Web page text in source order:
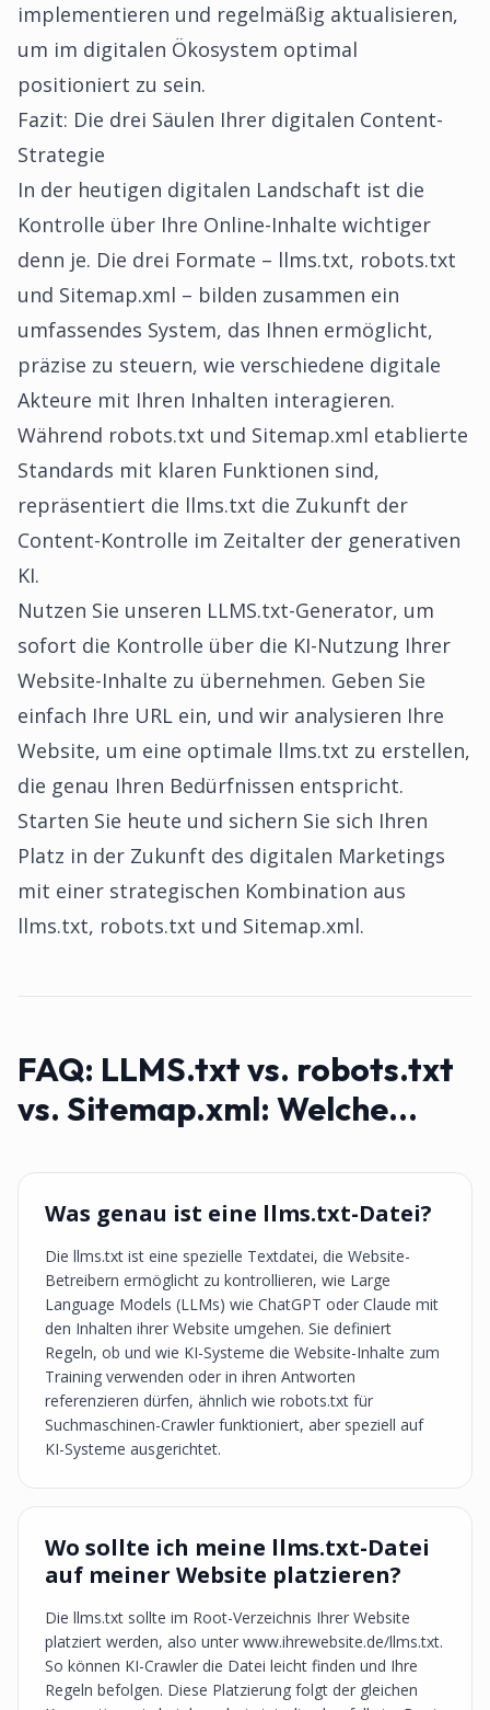
implementieren und regelmäßig aktualisieren,
um im digitalen Ökosystem optimal
positioniert zu sein.
Fazit: Die drei Säulen Ihrer digitalen Content-
Strategie
In der heutigen digitalen Landschaft ist die
Kontrolle über Ihre Online-Inhalte wichtiger
denn je. Die drei Formate – llms.txt, robots.txt
und Sitemap.xml – bilden zusammen ein
umfassendes System, das Ihnen ermöglicht,
präzise zu steuern, wie verschiedene digitale
Akteure mit Ihren Inhalten interagieren.
Während robots.txt und Sitemap.xml etablierte
Standards mit klaren Funktionen sind,
repräsentiert die llms.txt die Zukunft der
Content-Kontrolle im Zeitalter der generativen
KI.
Nutzen Sie unseren LLMS.txt-Generator, um
sofort die Kontrolle über die KI-Nutzung Ihrer
Website-Inhalte zu übernehmen. Geben Sie
einfach Ihre URL ein, und wir analysieren Ihre
Website, um eine optimale llms.txt zu erstellen,
die genau Ihren Bedürfnissen entspricht.
Starten Sie heute und sichern Sie sich Ihren
Platz in der Zukunft des digitalen Marketings
mit einer strategischen Kombination aus
llms.txt, robots.txt und Sitemap.xml.
FAQ: LLMS.txt vs. robots.txt
vs. Sitemap.xml: Welche...
Was genau ist eine llms.txt-Datei?
Die llms.txt ist eine spezielle Textdatei, die Website-
Betreibern ermöglicht zu kontrollieren, wie Large
Language Models (LLMs) wie ChatGPT oder Claude mit
den Inhalten ihrer Website umgehen. Sie definiert
Regeln, ob und wie KI-Systeme die Website-Inhalte zum
Training verwenden oder in ihren Antworten
referenzieren dürfen, ähnlich wie robots.txt für
Suchmaschinen-Crawler funktioniert, aber speziell auf
KI-Systeme ausgerichtet.
Wo sollte ich meine llms.txt-Datei
auf meiner Website platzieren?
Die llms.txt sollte im Root-Verzeichnis Ihrer Website
platziert werden, also unter www.ihrewebsite.de/llms.txt.
So können KI-Crawler die Datei leicht finden und Ihre
Regeln befolgen. Diese Platzierung folgt der gleichen